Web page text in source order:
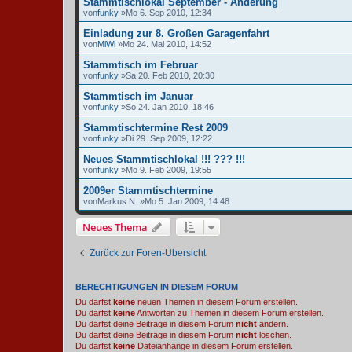
vonfunky »Mo 6. Sep 2010, 12:34
Einladung zur 8. Großen Garagenfahrt
vonMiWi »Mo 24. Mai 2010, 14:52
Stammtisch im Februar
vonfunky »Sa 20. Feb 2010, 20:30
Stammtisch im Januar
vonfunky »So 24. Jan 2010, 18:46
Stammtischtermine Rest 2009
vonfunky »Di 29. Sep 2009, 12:22
Neues Stammtischlokal !!! ??? !!!
vonfunky »Mo 9. Feb 2009, 19:55
2009er Stammtischtermine
vonMarkus N. »Mo 5. Jan 2009, 14:48
Neues Thema
Zurück zur Foren-Übersicht
BERECHTIGUNGEN IN DIESEM FORUM
Du darfst keine neuen Themen in diesem Forum erstellen.
Du darfst keineAntworten zu Themen in diesem Forum erstellen.
Du darfst deine Beiträge in diesem Forum nicht ändern.
Du darfst deine Beiträge in diesem Forum nicht löschen.
Du darfst keine Dateianhänge in diesem Forum erstellen.